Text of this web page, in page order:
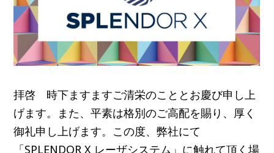
拝啓 時下ますますご清栄のこととお慶び申し上
げます。また、平素は格別のご高配を賜り、厚く
御礼申し上げます。この度、弊社にて
「SPLENDOR X レーザシステム」に触れて頂く場